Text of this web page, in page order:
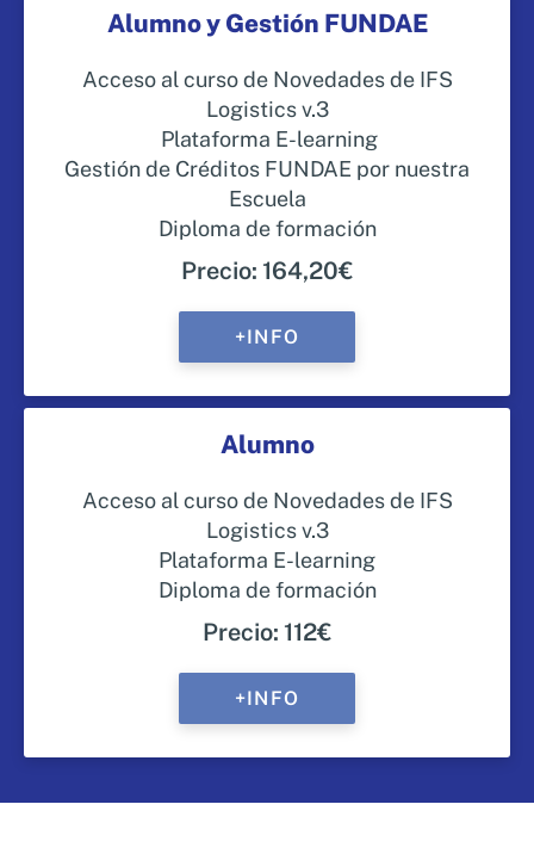
Alumno y Gestión FUNDAE
Acceso al curso de Novedades de IFS
Logistics v.3
Plataforma E-learning
Gestión de Créditos FUNDAE por nuestra
Escuela
Diploma de formación
Precio: 164,20€
+INFO
Alumno
Acceso al curso de Novedades de IFS
Logistics v.3
Plataforma E-learning
Diploma de formación
Precio: 112€
+INFO